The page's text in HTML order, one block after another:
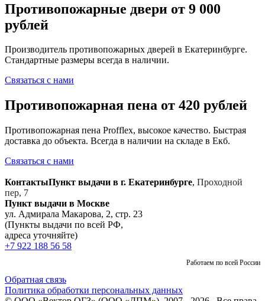
Противопожарные двери от 9 000
рублей
Производитель противопожарных дверей в Екатеринбурге.
Стандартные размеры всегда в наличии.
Связаться с нами
Противопожарная пена от 420 рублей
Противопожарная пена Profflex, высокое качество. Быстрая
доставка до объекта. Всегда в наличии на складе в Екб.
Связаться с нами
КонтактыПункт выдачи в г. Екатеринбурге, Проходной
пер, 7
Пункт выдачи в Москве
ул. Адмирала Макарова, 2, стр. 23
(Пункты выдачи по всей РФ,
адреса уточняйте)
+7 922 188 56 58
Работаем по всей России
Обратная связь
Политика обработки персональных данных